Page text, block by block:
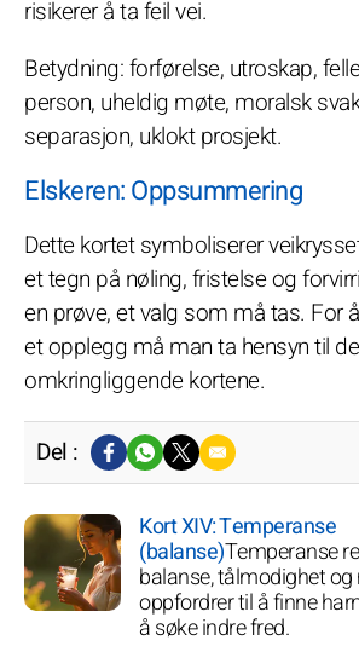
risikerer å ta feil vei.
Betydning: forførelse, utroskap,
person, uheldig møte, moralsk
separasjon, uklokt prosjekt.
Elskeren: Oppsummering
Dette kortet symboliserer
et tegn på nøling, fristelse og
en prøve, et valg som må tas. For
et opplegg må man ta hensyn til de
omkringliggende kortene.
Del :
Kort XIV: Temperanse
(balanse)Temperanse
balanse, tålmodighet
oppfordrer til å finne
å søke indre fred.